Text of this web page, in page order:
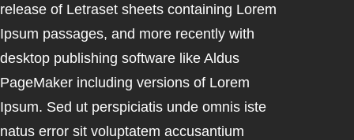
release of Letraset sheets containing Lorem
Ipsum passages, and more recently with
desktop publishing software like Aldus
PageMaker including versions of Lorem
Ipsum. Sed ut perspiciatis unde omnis iste
natus error sit voluptatem accusantium